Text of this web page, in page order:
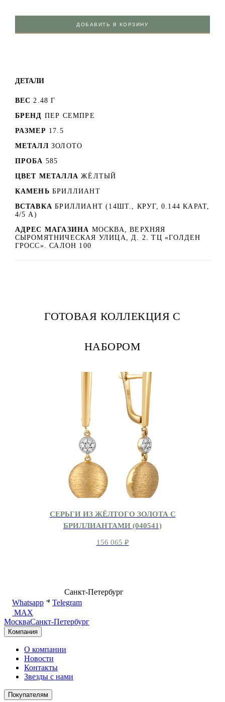
ДОБАВИТЬ В КОРЗИНУ
ДЕТАЛИ
ВЕС 2.48 Г
БРЕНД ПЕР СЕМПРЕ
РАЗМЕР 17.5
МЕТАЛЛ ЗОЛОТО
ПРОБА 585
ЦВЕТ МЕТАЛЛА ЖЁЛТЫЙ
КАМЕНЬ БРИЛЛИАНТ
ВСТАВКА БРИЛЛИАНТ (14ШТ., КРУГ, 0.144 КАРАТ,
4/5 А)
АДРЕС МАГАЗИНА МОСКВА, ВЕРХНЯЯ
СЫРОМЯТНИЧЕСКАЯ УЛИЦА, Д. 2. ТЦ «ГОЛДЕН
ГРОСС». САЛОН 100
ГОТОВАЯ КОЛЛЕКЦИЯ С
НАБОРОМ
СЕРЬГИ ИЗ ЖЁЛТОГО ЗОЛОТА С
БРИЛЛИАНТАМИ (040541)
156 065 ₽
Санкт-Петербург
Whatsapp
Telegram
MAX
МоскваСанкт-Петербург
Компания
О компании
Новости
Контакты
Звезды с нами
Покупателям